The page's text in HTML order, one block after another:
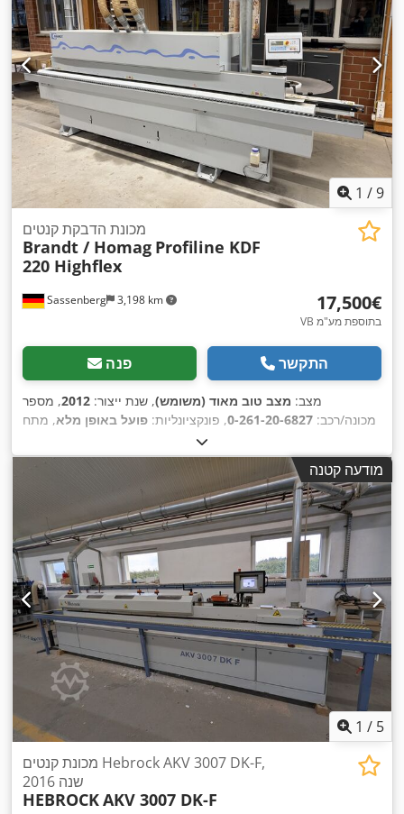
1 /9
Sassenberg 3,198 km
מכונת הדבקת קנטים
Brandt / Homag Profiline KDF
220 Highflex
‏17,500 ‏€
VB בתוספת מע"מ
פנה התקשר
מצב: מצב טוב מאוד (משומש), שנת ייצור: 2012, מספר
מכונה/רכב: 0-261-20-6827, פונקציונליות: פועל באופן מלא, מתח
, גובה חומר
העבודה (מקסימלי):60 מ"מ , עובי קצה (מקסימום):6 מ"מ
, סוג
11 מ'/דקה, שנת שיפוץ
אחרונה:
סימון CE, תיעוד / מדריך,
מודעה קטנה
1 / 5
מכונת קנטים Hebrock AKV 3007 DK-F,
שנה 2016
HEBROCKAKV 3007 DK-F